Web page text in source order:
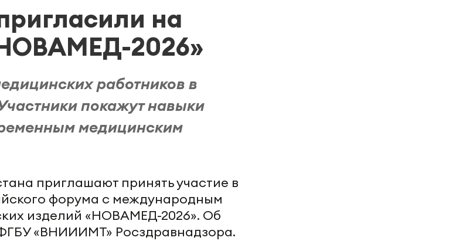
на
2026»
работников в
покажут навыки
медицинским
приглашают принять участие в
форума с международным
изделий «НОВАМЕД-2026». Об
«ВНИИИМТ» Росздравнадзора.